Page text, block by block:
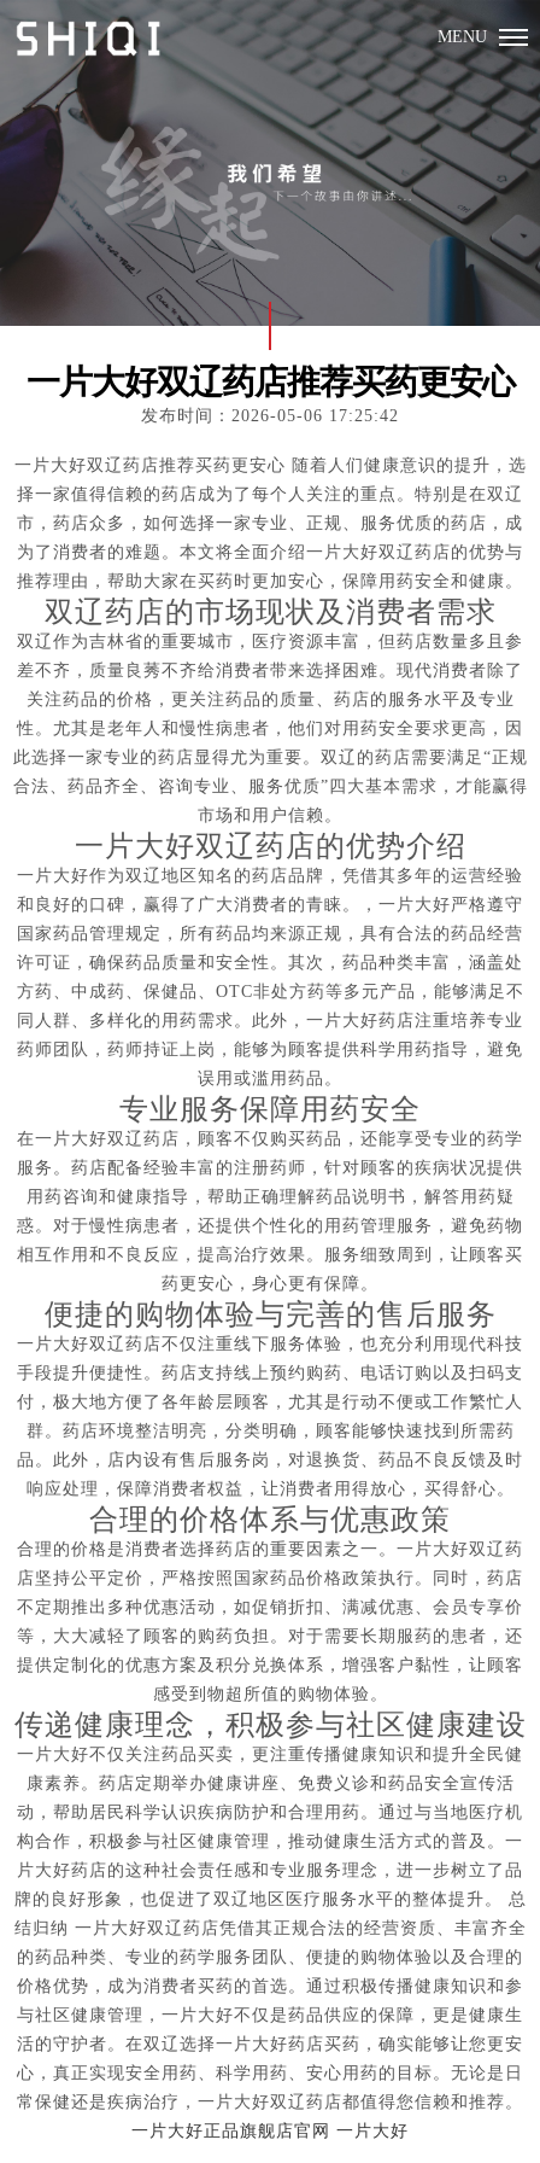
MENU
一片大好双辽药店推荐买药更安心
发布时间：2026-05-06 17:25:42
一片大好双辽药店推荐买药更安心 随着人们健康意识的提升，选
择一家值得信赖的药店成为了每个人关注的重点。特别是在双辽
市，药店众多，如何选择一家专业、正规、服务优质的药店，成
为了消费者的难题。本文将全面介绍一片大好双辽药店的优势与
推荐理由，帮助大家在买药时更加安心，保障用药安全和健康。
双辽药店的市场现状及消费者需求
双辽作为吉林省的重要城市，医疗资源丰富，但药店数量多且参
差不齐，质量良莠不齐给消费者带来选择困难。现代消费者除了
关注药品的价格，更关注药品的质量、药店的服务水平及专业
性。尤其是老年人和慢性病患者，他们对用药安全要求更高，因
此选择一家专业的药店显得尤为重要。双辽的药店需要满足“正规
合法、药品齐全、咨询专业、服务优质”四大基本需求，才能赢得
市场和用户信赖。
一片大好双辽药店的优势介绍
一片大好作为双辽地区知名的药店品牌，凭借其多年的运营经验
和良好的口碑，赢得了广大消费者的青睐。，一片大好严格遵守
国家药品管理规定，所有药品均来源正规，具有合法的药品经营
许可证，确保药品质量和安全性。其次，药品种类丰富，涵盖处
方药、中成药、保健品、OTC非处方药等多元产品，能够满足不
同人群、多样化的用药需求。此外，一片大好药店注重培养专业
药师团队，药师持证上岗，能够为顾客提供科学用药指导，避免
误用或滥用药品。
专业服务保障用药安全
在一片大好双辽药店，顾客不仅购买药品，还能享受专业的药学
服务。药店配备经验丰富的注册药师，针对顾客的疾病状况提供
用药咨询和健康指导，帮助正确理解药品说明书，解答用药疑
惑。对于慢性病患者，还提供个性化的用药管理服务，避免药物
相互作用和不良反应，提高治疗效果。服务细致周到，让顾客买
药更安心，身心更有保障。
便捷的购物体验与完善的售后服务
一片大好双辽药店不仅注重线下服务体验，也充分利用现代科技
手段提升便捷性。药店支持线上预约购药、电话订购以及扫码支
付，极大地方便了各年龄层顾客，尤其是行动不便或工作繁忙人
群。药店环境整洁明亮，分类明确，顾客能够快速找到所需药
品。此外，店内设有售后服务岗，对退换货、药品不良反馈及时
响应处理，保障消费者权益，让消费者用得放心，买得舒心。
合理的价格体系与优惠政策
合理的价格是消费者选择药店的重要因素之一。一片大好双辽药
店坚持公平定价，严格按照国家药品价格政策执行。同时，药店
不定期推出多种优惠活动，如促销折扣、满减优惠、会员专享价
等，大大减轻了顾客的购药负担。对于需要长期服药的患者，还
提供定制化的优惠方案及积分兑换体系，增强客户黏性，让顾客
感受到物超所值的购物体验。
传递健康理念，积极参与社区健康建设
一片大好不仅关注药品买卖，更注重传播健康知识和提升全民健
康素养。药店定期举办健康讲座、免费义诊和药品安全宣传活
动，帮助居民科学认识疾病防护和合理用药。通过与当地医疗机
构合作，积极参与社区健康管理，推动健康生活方式的普及。一
片大好药店的这种社会责任感和专业服务理念，进一步树立了品
牌的良好形象，也促进了双辽地区医疗服务水平的整体提升。 总
结归纳 一片大好双辽药店凭借其正规合法的经营资质、丰富齐全
的药品种类、专业的药学服务团队、便捷的购物体验以及合理的
价格优势，成为消费者买药的首选。通过积极传播健康知识和参
与社区健康管理，一片大好不仅是药品供应的保障，更是健康生
活的守护者。在双辽选择一片大好药店买药，确实能够让您更安
心，真正实现安全用药、科学用药、安心用药的目标。无论是日
常保健还是疾病治疗，一片大好双辽药店都值得您信赖和推荐。
一片大好正品旗舰店官网 一片大好